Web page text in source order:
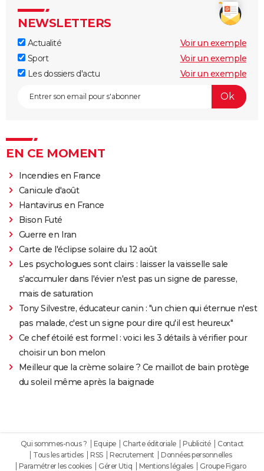
NEWSLETTERS
Actualité
Voir un exemple
Sport
Voir un exemple
Les dossiers d'actu
Voir un exemple
EN CE MOMENT
Incendies en France
Canicule d'août
Hantavirus en France
Bison Futé
Guerre en Iran
Carte de l'éclipse solaire du 12 août
Les psychologues sont clairs : laisser la vaisselle sale
s'accumuler dans l'évier n'est pas un signe de paresse,
mais de saturation
Tony Silvestre, éducateur canin : "un chien qui éternue n'est
pas malade, c'est un signe pour dire qu'il est heureux"
Ce chef étoilé est formel : voici les 3 détails à vérifier pour
choisir un bon melon
Meilleur que la crème solaire ? Ce maillot de bain protège
du soleil même après la baignade
Qui sommes-nous ? Equipe Charte éditoriale Publicité
Contact
Tous les articles
RSS Recrutement
Données personnelles
Paramétrer les cookies
Gérer Utiq Mentions légales Groupe Figaro